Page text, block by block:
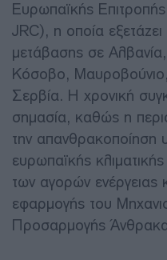
Ευρωπαϊκής
JRC), η οποία
μετάβασης σε
Κόσοβο,
Σερβία. Η χρονική
σημασία, καθώς η
την απανθρακοποίηση
ευρωπαϊκής
των αγορών ενέργειας
εφαρμογής του
Προσαρμογής